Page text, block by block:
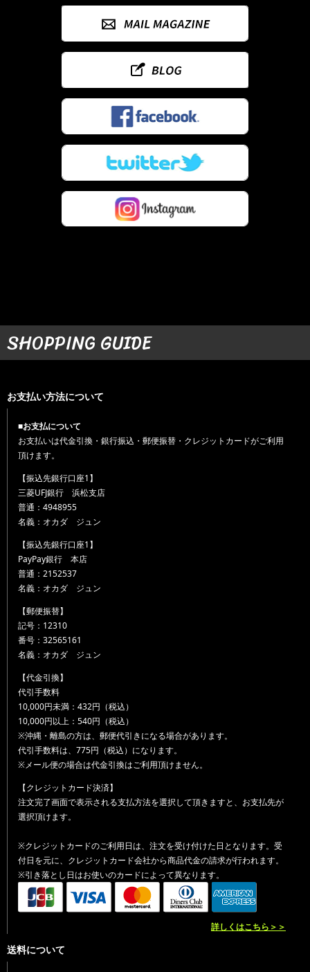
SHOPPING GUIDE
お支払い方法について
■お支払について
お支払いは代金引換・銀行振込・郵便振替・クレジットカードがご利用
頂けます。
【振込先銀行口座1】
三菱UFJ銀行 浜松支店
普通：4948955
名義：オカダ ジュン
【振込先銀行口座1】
PayPay銀行 本店
普通：2152537
名義：オカダ ジュン
【郵便振替】
記号：12310
番号：32565161
名義：オカダ ジュン
【代金引換】
代引手数料
10,000円未満：432円（税込）
10,000円以上：540円（税込）
※沖縄・離島の方は、郵便代引きになる場合があります。
代引手数料は、775円（税込）になります。
※メール便の場合は代金引換はご利用頂けません。
【クレジットカード決済】
注文完了画面で表示される支払方法を選択して頂きますと、お支払先が
選択頂けます。
※クレジットカードのご利用日は、注文を受け付けた日となります。受
付日を元に、クレジットカード会社から商品代金の請求が行われます。
※引き落とし日はお使いのカードによって異なります。
詳しくはこちら＞＞
送料について